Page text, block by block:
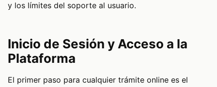
y los límites del soporte al usuario.
Inicio de Sesión y Acceso a la
Plataforma
El primer paso para cualquier trámite online es el